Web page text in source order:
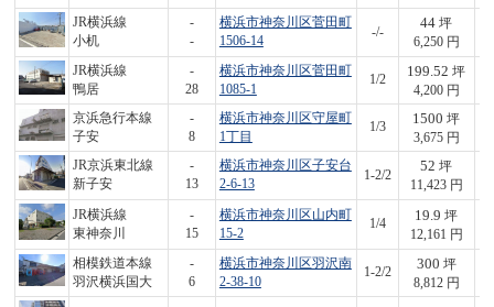
JR横浜線
小机
-
-
横浜市神奈川区菅田町
1506-14
-/-
44 坪
6,250 円
JR横浜線
鴨居
-
28
横浜市神奈川区菅田町
1085-1
1/2
199.52 坪
4,200 円
京浜急行本線
子安
-
8
横浜市神奈川区守屋町
1丁目
1/3
1500 坪
3,675 円
JR京浜東北線
新子安
-
13
横浜市神奈川区子安台
2-6-13
1-2/2
52 坪
11,423 円
JR横浜線
東神奈川
-
15
横浜市神奈川区山内町
15-2
1/4
19.9 坪
12,161 円
相模鉄道本線
羽沢横浜国大
-
6
横浜市神奈川区羽沢南
2-38-10
1-2/2
300 坪
8,812 円